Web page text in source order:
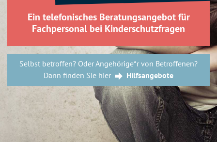
Ein te­le­fo­ni­sches Be­ra­tungs­an­ge­bot für
Fach­per­so­nal bei Kin­der­schutz­fra­gen
Selbst betroffen? Oder Angehörige*r von Betroffenen?
Dann finden Sie hier
Hilfsangebote